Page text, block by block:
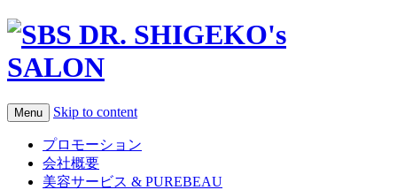
Menu Skip to content
プロモーション
会社概要
美容サービス & PUREBEAU